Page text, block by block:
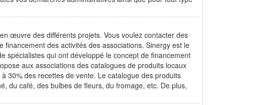
œuvre des différents projets. Vous voulez contacter des
des activités des associations. Sinergy est le
spécialistes qui ont développé le concept de financement
aux associations des catalogues de produits locaux
30% des recettes de vente. Le catalogue des produits
du café, des bulbes de fleurs, du fromage, etc. De plus,